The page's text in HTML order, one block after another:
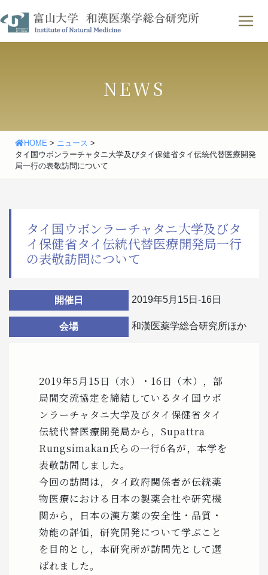
to
content
せ ｜ English
NEWS
HOME > ニュース >
タイ国ウボンラーチャタニ大学及びタイ保健省タイ伝統代替医療開発
局一行の表敬訪問について
タイ国ウボンラーチャタニ大学及びタ
イ保健省タイ伝統代替医療開発局一行
の表敬訪問について
開催日 2019年5月15日-16日
会場 和漢医薬学総合研究所ほか
2019年5月15日（水）・16日（木），部
局間交流協定を締結しているタイ国ウボ
ンラーチャタニ大学及びタイ保健省タイ
伝統代替医療開発局から，Supattra
Rungsimakan氏らの一行6名が，本学を
表敬訪問しました。
今回の訪問は，タイ政府関係者が伝統薬
物医療における日本の製薬会社や研究機
関から，日本の漢方薬の安全性・品質・
効能の評価，研究開発について学ぶこと
を目的とし，本研究所が訪問先として選
ばれました。